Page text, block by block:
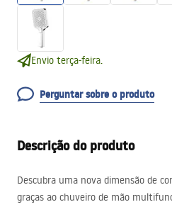
Envio terça-feira.
Perguntar sobre o produto
Descrição do produto
Descubra uma nova dimensão de
graças ao chuveiro de mão